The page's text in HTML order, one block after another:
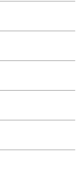
魔法』